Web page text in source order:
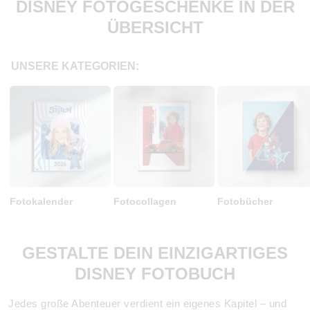
DISNEY FOTOGESCHENKE IN DER
ÜBERSICHT
UNSERE KATEGORIEN:
Fotokalender Fotocollagen Fotobücher
GESTALTE DEIN EINZIGARTIGES
DISNEY FOTOBUCH
Jedes große Abenteuer verdient ein eigenes Kapitel – und